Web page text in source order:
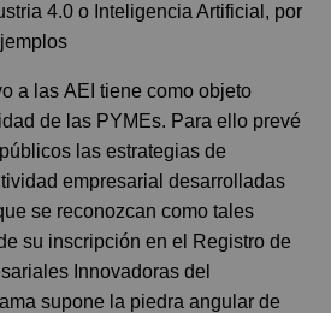
4.0 o Inteligencia Artificial, por
a las AEI tiene como objeto
de las PYMEs. Para ello prevé
las estrategias de
empresarial desarrolladas
se reconozcan como tales
su inscripción en el Registro de
Innovadoras del
supone la piedra angular de